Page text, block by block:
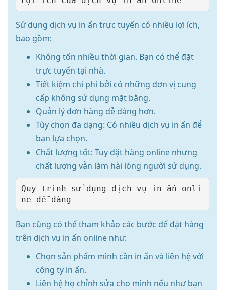
Sử dụng dịch vụ in ấn trực tuyến có nhiều lợi ích,
bao gồm:
Không tốn nhiều thời gian. Bạn có thể đặt
trực tuyến tại nhà.
Tiết kiệm chi phí bởi có những đơn vị cung
cấp không sử dụng mặt bằng.
Quản lý đơn hàng dễ dàng hơn.
Tùy chọn đa dạng: Có nhiều dịch vụ in ấn để
bạn lựa chọn.
Chất lượng tốt: Tuy đặt hàng online nhưng
chất lượng vẫn làm hài lòng người sử dụng.
Quy trình sử dụng dịch vụ in ấn onli
Bạn cũng có thể tham khảo các bước để đặt hàng
trên dịch vụ in ấn online như:
Chọn sản phẩm mình cần in ấn và liên hệ với
công ty in ấn.
Liên hệ họ chỉnh sửa cho mình nếu như bạn